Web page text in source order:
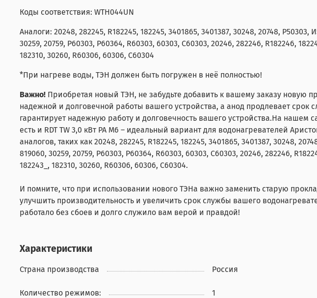
Коды соответствия: WTH044UN
Аналоги: 20248, 282245, R182245, 182245, 3401865, 3401387, 30248, 20748, Р50303,
30259, 20759, Р60303, Р60364, R60303, 60303, C60303, 20246, 282246, R182246,
182310, 30260, R60306, 60306, C60304
*При нагреве воды, ТЭН должен быть погружен в неё полностью!
Важно! Приобретая новый ТЭН, не забудьте добавить к вашему заказу новую
надежной и долговечной работы вашего устройства, а анод продлевает
гарантирует надежную работу и долговечность вашего устройства.На
есть и RDT TW 3,0 кВт PA M6 – идеальный вариант для водонагревателей
аналогов, таких как 20248, 282245, R182245, 182245, 3401865, 3401387, 30248,
819060, 30259, 20759, Р60303, Р60364, R60303, 60303, C60303, 20246, 282246,
182243_, 182310, 30260, R60306, 60306, C60304.
И помните, что при использовании нового ТЭНа важно заменить старую
улучшить производительность и увеличить срок службы вашего
работало без сбоев и долго служило вам верой и правдой!
Характеристики
Страна производства Россия
Количество режимов: 1